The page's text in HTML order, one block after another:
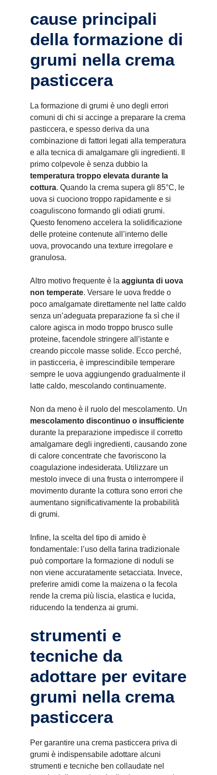
cause principali
della formazione di
grumi nella crema
pasticcera
La formazione di grumi è uno degli errori
comuni di chi si accinge a preparare la crema
pasticcera, e spesso deriva da una
combinazione di fattori legati alla temperatura
e alla tecnica di amalgamare gli ingredienti. Il
primo colpevole è senza dubbio la
temperatura troppo elevata durante la
cottura. Quando la crema supera gli 85°C, le
uova si cuociono troppo rapidamente e si
coaguliscono formando gli odiati grumi.
Questo fenomeno accelera la solidificazione
delle proteine contenute all’interno delle
uova, provocando una texture irregolare e
granulosa.
Altro motivo frequente è la aggiunta di uova
non temperate. Versare le uova fredde o
poco amalgamate direttamente nel latte caldo
senza un’adeguata preparazione fa sì che il
calore agisca in modo troppo brusco sulle
proteine, facendole stringere all’istante e
creando piccole masse solide. Ecco perché,
in pasticceria, è imprescindibile temperare
sempre le uova aggiungendo gradualmente il
latte caldo, mescolando continuamente.
Non da meno è il ruolo del mescolamento. Un
mescolamento discontinuo o insufficiente
durante la preparazione impedisce il corretto
amalgamare degli ingredienti, causando zone
di calore concentrate che favoriscono la
coagulazione indesiderata. Utilizzare un
mestolo invece di una frusta o interrompere il
movimento durante la cottura sono errori che
aumentano significativamente la probabilità
di grumi.
Infine, la scelta del tipo di amido è
fondamentale: l’uso della farina tradizionale
può comportare la formazione di noduli se
non viene accuratamente setacciata. Invece,
preferire amidi come la maizena o la fecola
rende la crema più liscia, elastica e lucida,
riducendo la tendenza ai grumi.
strumenti e
tecniche da
adottare per evitare
grumi nella crema
pasticcera
Per garantire una crema pasticcera priva di
grumi è indispensabile adottare alcuni
strumenti e tecniche ben collaudate nel